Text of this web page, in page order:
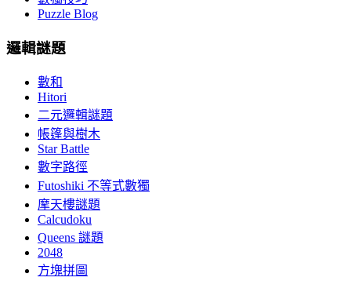
Puzzle Blog
邏輯謎題
數和
Hitori
二元邏輯謎題
帳篷與樹木
Star Battle
數字路徑
Futoshiki 不等式數獨
摩天樓謎題
Calcudoku
Queens 謎題
2048
方塊拼圖